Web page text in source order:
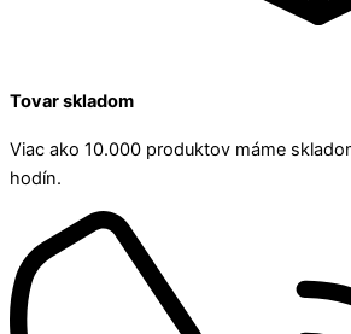
Tovar skladom
Viac ako 10.000 produktov máme
hodín.